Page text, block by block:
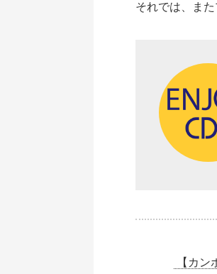
それでは、ま
【カン